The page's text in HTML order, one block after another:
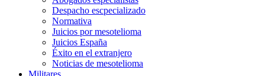
Despacho escpecializado
Normativa
Juicios por mesotelioma
Juicios España
Éxito en el extranjero
Noticias de mesotelioma
Militares